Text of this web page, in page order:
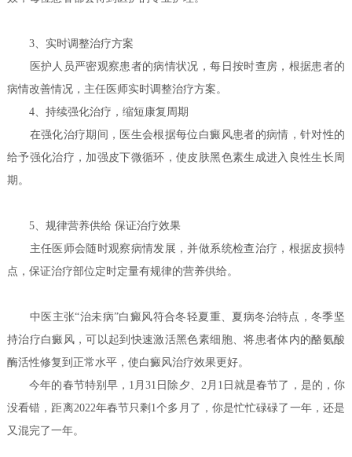
3、实时调整治疗方案
医护人员严密观察患者的病情状况，每日按时查房，根据患者的
病情改善情况，主任医师实时调整治疗方案。
4、持续强化治疗，缩短康复周期
在强化治疗期间，医生会根据每位白癜风患者的病情，针对性的
给予强化治疗，加强皮下微循环，使皮肤黑色素生成进入良性生长周
期。
5、规律营养供给 保证治疗效果
主任医师会随时观察病情发展，并做系统检查治疗，根据皮损特
点，保证治疗部位定时定量有规律的营养供给。
中医主张“治未病”白癜风符合冬轻夏重、夏病冬治特点，冬季坚
持治疗白癜风，可以起到快速激活黑色素细胞、将患者体内的酪氨酸
酶活性修复到正常水平，使白癜风治疗效果更好。
今年的春节特别早，1月31日除夕、2月1日就是春节了，是的，你
没看错，距离2022年春节只剩1个多月了，你是忙忙碌碌了一年，还是
又混完了一年。